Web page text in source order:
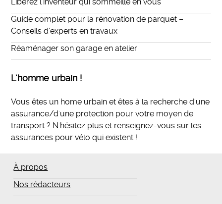
Guide complet pour la rénovation de parquet –
Conseils d’experts en travaux
Réaménager son garage en atelier
L’homme urbain !
Vous êtes un home urbain et êtes à la recherche d'une
assurance/d'une protection pour votre moyen de
transport ? N'hésitez plus et renseignez-vous sur les
assurances pour vélo qui existent !
À propos
Nos rédacteurs